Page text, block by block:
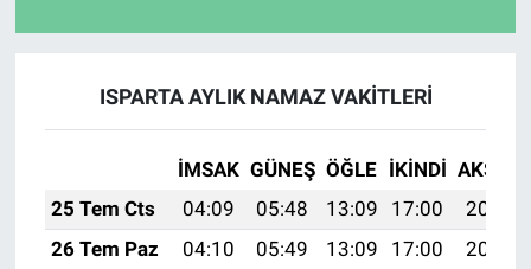
ISPARTA AYLIK NAMAZ VAKITLERI
İMSAK GÜNEŞ ÖĞLE İKINDI AKŞAM
25 Tem Cts
04:09 05:48 13:09 17:00
20:20
26 Tem Paz
04:10 05:49 13:09 17:00
20:20